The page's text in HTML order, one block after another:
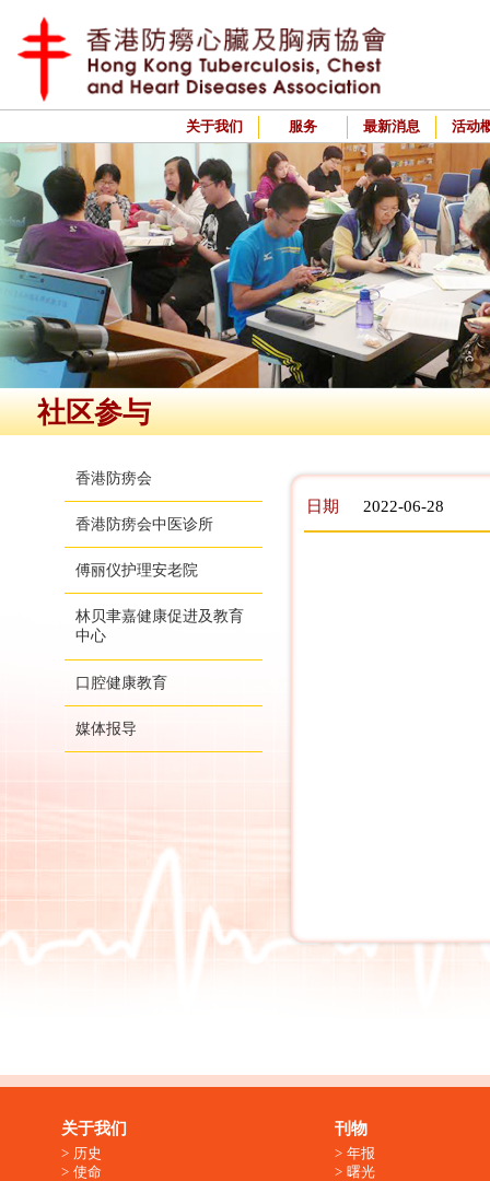
关于我们 服务 最新消息 活动
社区参与
香港防痨会
香港防痨会中医诊所
傅丽仪护理安老院
林贝聿嘉健康促进及教育
中心
口腔健康教育
媒体报导
日期 2022-06-28
关于我们
历史
使命
刊物
年报
曙光